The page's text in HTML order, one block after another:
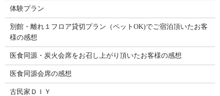
体験プラン
別館・離れ１フロア貸切プラン（ペットOK)でご宿泊頂いたお客
様の感想
医食同源・炭火会席をお召し上がり頂いたお客様の感想
医食同源会席の感想
古民家ＤＩＹ